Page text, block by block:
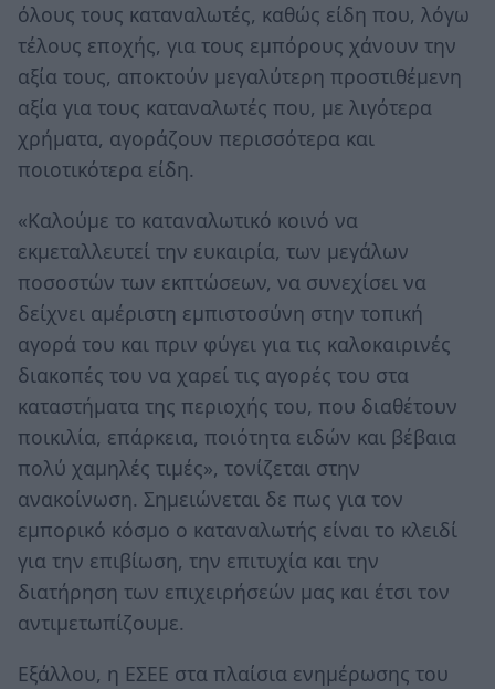
όλους τους καταναλωτές, καθώς είδη που, λόγω
τέλους εποχής, για τους εμπόρους χάνουν την
αξία τους, αποκτούν μεγαλύτερη προστιθέμενη
αξία για τους καταναλωτές που, με λιγότερα
χρήματα, αγοράζουν περισσότερα και
ποιοτικότερα είδη.
«Καλούμε το καταναλωτικό κοινό να
εκμεταλλευτεί την ευκαιρία, των μεγάλων
ποσοστών των εκπτώσεων, να συνεχίσει να
δείχνει αμέριστη εμπιστοσύνη στην τοπική
αγορά του και πριν φύγει για τις καλοκαιρινές
διακοπές του να χαρεί τις αγορές του στα
καταστήματα της περιοχής του, που διαθέτουν
ποικιλία, επάρκεια, ποιότητα ειδών και βέβαια
πολύ χαμηλές τιμές», τονίζεται στην
ανακοίνωση. Σημειώνεται δε πως για τον
εμπορικό κόσμο ο καταναλωτής είναι το κλειδί
για την επιβίωση, την επιτυχία και την
διατήρηση των επιχειρήσεών μας και έτσι τον
αντιμετωπίζουμε.
Εξάλλου, η ΕΣΕΕ στα πλαίσια ενημέρωσης του